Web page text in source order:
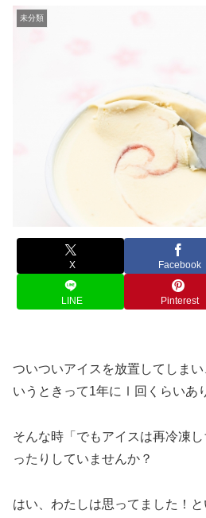
未分類
X Facebook
LINE Pinterest
ついついアイスを放置してしま
いうときって1年にⅠ回くらいあ
そんな時「でもアイスは再冷凍
ったりしていませんか？
はい、わたしは思ってました！